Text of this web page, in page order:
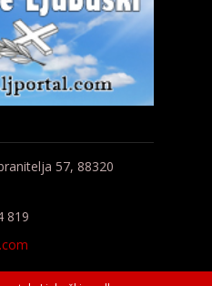
57, 88320
819